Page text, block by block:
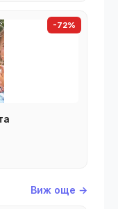
-72%
Виж още →